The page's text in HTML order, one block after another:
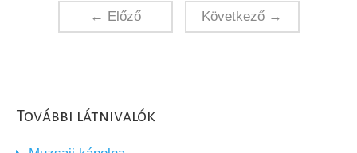
← Előző Következő →
További látnivalók